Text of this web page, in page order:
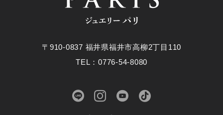
〒910-0837 福井県福井市高柳2丁目110
TEL：0776-54-8080